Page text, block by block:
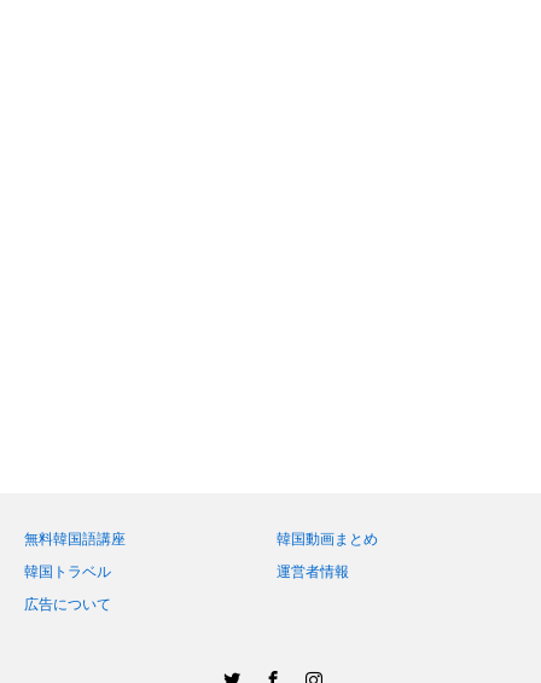
無料韓国語講座
韓国動画まとめ
韓国トラベル
運営者情報
広告について